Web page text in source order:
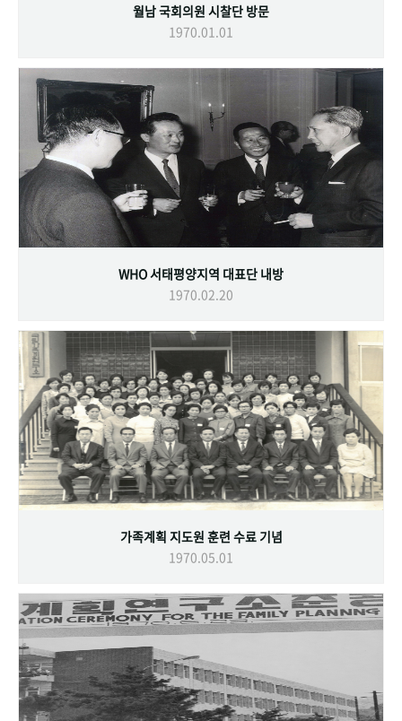
월남 국회의원 시찰단 방문
1970.01.01
WHO 서태평양지역 대표단 내방
1970.02.20
가족계획 지도원 훈련 수료 기념
1970.05.01